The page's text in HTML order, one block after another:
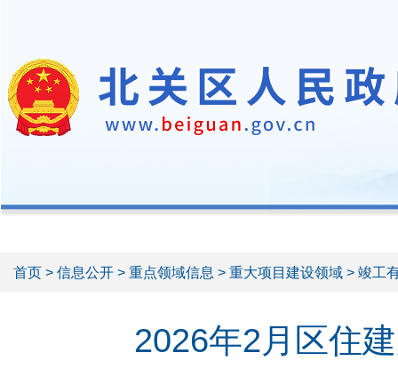
首页 > 信息公开 > 重点领域信息 > 重大项目建设领域 > 竣工
2026年2月区住